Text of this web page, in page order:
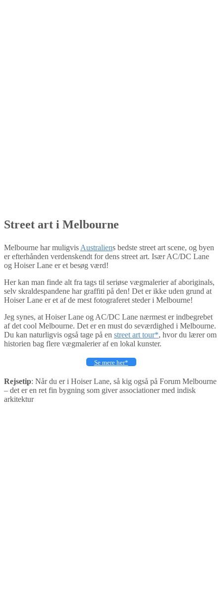
Street art i Melbourne
Melbourne har muligvis Australiens bedste street art scene, og byen
er efterhånden verdenskendt for dens street art. Især AC/DC Lane
og Hoiser Lane er et besøg værd!
Her kan man finde alt fra tags til seriøse vægmalerier af aboriginals,
selv skraldespandene har graffiti på den! Det er ikke uden grund at
Hoiser Lane er et af de mest fotograferet steder i Melbourne!
Jeg synes, at Hoiser Lane og AC/DC Lane nærmest er indbegrebet
af det cool Melbourne. Det er en must do seværdighed i Melbourne.
Du kan naturligvis også tage på en street art tour*, hvor du lærer om
historien bag flere vægmalerier af en lokal kunster.
Se mere her*
Rejsetip: Når du er i Hoiser Lane, så kig også på Forum Melbourne
– det er en ret fin bygning som giver associationer med indisk
arkitektur